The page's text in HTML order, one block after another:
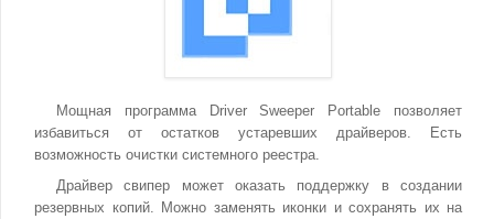
Мощная программа Driver Sweeper Portable позволяет
избавиться от остатков устаревших драйверов. Есть
возможность очистки системного реестра.
Драйвер свипер может оказать поддержку в создании
резервных копий. Можно заменять иконки и сохранять их на